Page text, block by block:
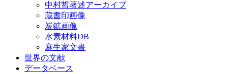
中村哲著述アーカイブ
蔵書印画像
炭鉱画像
水素材料DB
麻生家文書
世界の文献
データベース